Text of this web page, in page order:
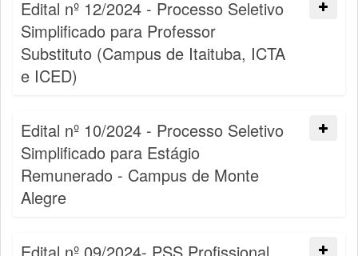
Edital nº 12/2024 - Processo Seletivo
Simplificado para Professor
Substituto (Campus de Itaituba, ICTA
e ICED)
Edital nº 10/2024 - Processo Seletivo
Simplificado para Estágio
Remunerado - Campus de Monte
Alegre